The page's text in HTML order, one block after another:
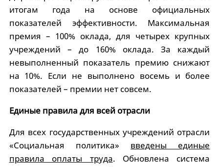
итогам года на основе официальных
показателей эффективности. Максимальная
премия – 100% оклада, для четырех крупных
учреждений – до 160% оклада. За каждый
невыполненный показатель премию снижают
на 10%. Если не выполнено восемь и более
показателей – премии нет совсем.
Единые правила для всей отрасли
Для всех государственных учреждений отрасли
«Социальная политика» введены единые
правила оплаты труда. Обновлена система